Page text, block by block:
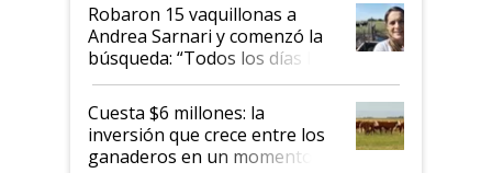
Robaron 15 vaquillonas a
Andrea Sarnari y comenzó la
búsqueda: “Todos los días le
toca a algún productor”
Cuesta $6 millones: la
inversión que crece entre los
ganaderos en un momento